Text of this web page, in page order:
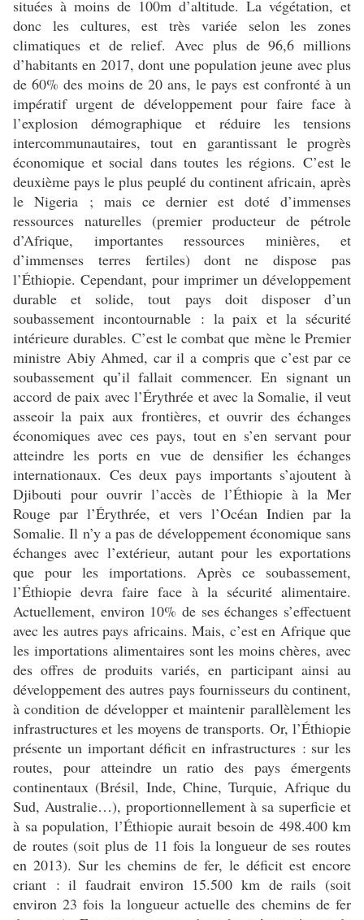
situées à moins de 100m d’altitude. La végétation, et
donc les cultures, est très variée selon les zones
climatiques et de relief. Avec plus de 96,6 millions
d’habitants en 2017, dont une population jeune avec plus
de 60% des moins de 20 ans, le pays est confronté à un
impératif urgent de développement pour faire face à
l’explosion démographique et réduire les tensions
intercommunautaires, tout en garantissant le progrès
économique et social dans toutes les régions. C’est le
deuxième pays le plus peuplé du continent africain, après
le Nigeria ; mais ce dernier est doté d’immenses
ressources naturelles (premier producteur de pétrole
d’Afrique, importantes ressources minières, et
d’immenses terres fertiles) dont ne dispose pas
l’Éthiopie. Cependant, pour imprimer un développement
durable et solide, tout pays doit disposer d’un
soubassement incontournable : la paix et la sécurité
intérieure durables. C’est le combat que mène le Premier
ministre Abiy Ahmed, car il a compris que c’est par ce
soubassement qu’il fallait commencer. En signant un
accord de paix avec l’Érythrée et avec la Somalie, il veut
asseoir la paix aux frontières, et ouvrir des échanges
économiques avec ces pays, tout en s’en servant pour
atteindre les ports en vue de densifier les échanges
internationaux. Ces deux pays importants s’ajoutent à
Djibouti pour ouvrir l’accès de l’Éthiopie à la Mer
Rouge par l’Érythrée, et vers l’Océan Indien par la
Somalie. Il n’y a pas de développement économique sans
échanges avec l’extérieur, autant pour les exportations
que pour les importations. Après ce soubassement,
l’Éthiopie devra faire face à la sécurité alimentaire.
Actuellement, environ 10% de ses échanges s’effectuent
avec les autres pays africains. Mais, c’est en Afrique que
les importations alimentaires sont les moins chères, avec
des offres de produits variés, en participant ainsi au
développement des autres pays fournisseurs du continent,
à condition de développer et maintenir parallèlement les
infrastructures et les moyens de transports. Or, l’Éthiopie
présente un important déficit en infrastructures : sur les
routes, pour atteindre un ratio des pays émergents
continentaux (Brésil, Inde, Chine, Turquie, Afrique du
Sud, Australie…), proportionnellement à sa superficie et
à sa population, l’Éthiopie aurait besoin de 498.400 km
de routes (soit plus de 11 fois la longueur de ses routes
en 2013). Sur les chemins de fer, le déficit est encore
criant : il faudrait environ 15.500 km de rails (soit
environ 23 fois la longueur actuelle des chemins de fer